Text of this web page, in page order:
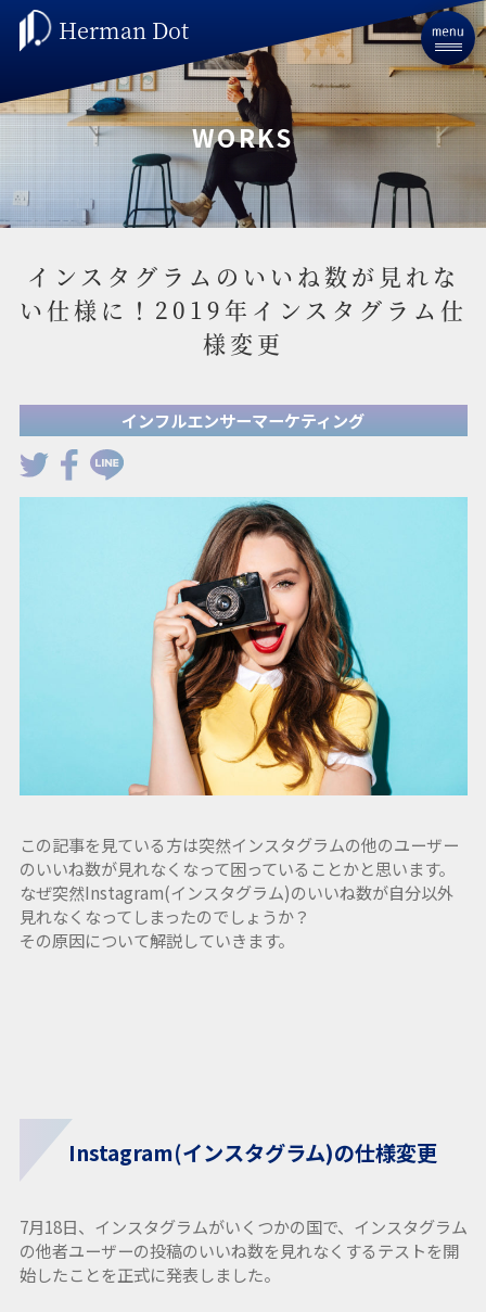
Herman Dot
WORKS
インスタグラムのいいね数が見れな
い仕様に！2019年インスタグラム仕
様変更
インフルエンサーマーケティング
この記事を見ている方は突然インスタグラムの他のユーザー
のいいね数が見れなくなって困っていることかと思います。
なぜ突然Instagram(インスタグラム)のいいね数が自分以外
見れなくなってしまったのでしょうか？
その原因について解説していきます。
Instagram(インスタグラム)の仕様変更
7月18日、インスタグラムがいくつかの国で、インスタグラム
の他者ユーザーの投稿のいいね数を見れなくするテストを開
始したことを正式に発表しました。